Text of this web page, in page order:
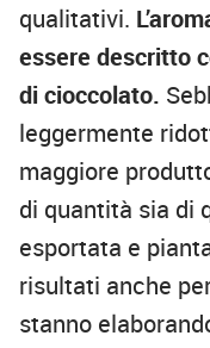
qualitativi.
essere descritto
di cioccolato.
leggermente
maggiore
di quantità sia di
esportata e
risultati anche
stanno